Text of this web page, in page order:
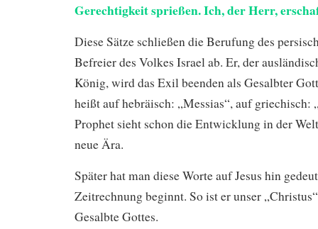
Gerechtigkeit sprießen. Ich, der Herr,
Diese Sätze schließen die Berufung des
Befreier des Volkes Israel ab. Er, der
König, wird das Exil beenden als Gesalbter
heißt auf hebräisch: „Messias“, auf griechisch:
Prophet sieht schon die Entwicklung in der
neue Ära.
Später hat man diese Worte auf Jesus hin
Zeitrechnung beginnt. So ist er unser
Gesalbte Gottes.